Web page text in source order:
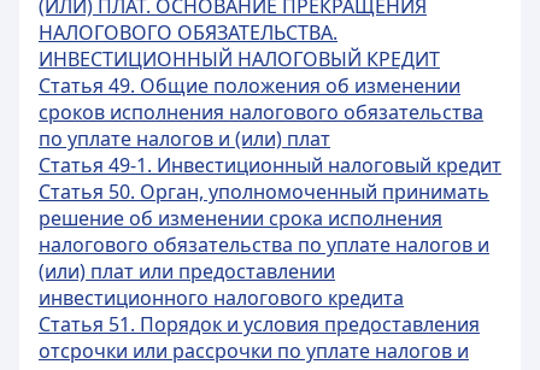
(ИЛИ) ПЛАТ. ОСНОВАНИЕ ПРЕКРАЩЕНИЯ
НАЛОГОВОГО ОБЯЗАТЕЛЬСТВА.
ИНВЕСТИЦИОННЫЙ НАЛОГОВЫЙ КРЕДИТ
Статья 49. Общие положения об изменении
сроков исполнения налогового обязательства
по уплате налогов и (или) плат
Статья 49-1. Инвестиционный налоговый кредит
Статья 50. Орган, уполномоченный принимать
решение об изменении срока исполнения
налогового обязательства по уплате налогов и
(или) плат или предоставлении
инвестиционного налогового кредита
Статья 51. Порядок и условия предоставления
отсрочки или рассрочки по уплате налогов и